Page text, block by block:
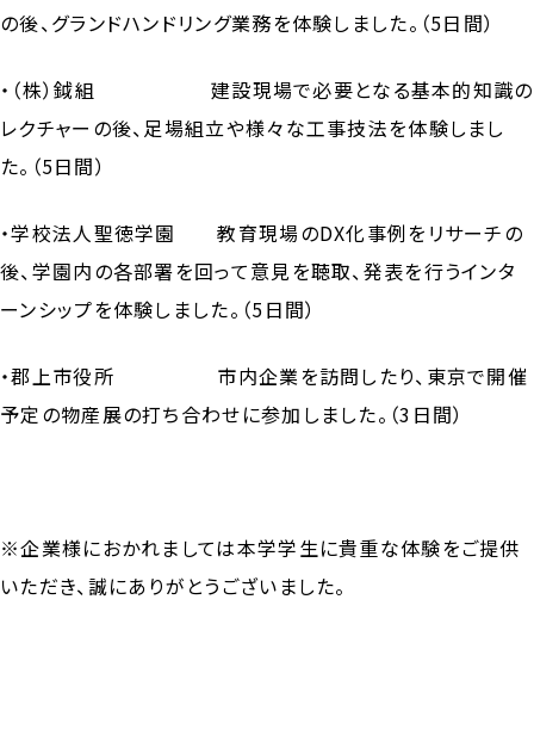
の後、グランドハンドリング業務を体験しました。（5日間）
・（株）鉞組 建設現場で必要となる基本的知識の
レクチャーの後、足場組立や様々な工事技法を体験しまし
た。（5日間）
・学校法人聖徳学園 教育現場のDX化事例をリサーチの
後、学園内の各部署を回って意見を聴取、発表を行うインタ
ーンシップを体験しました。（5日間）
・郡上市役所 市内企業を訪問したり、東京で開催
予定の物産展の打ち合わせに参加しました。（3日間）
※企業様におかれましては本学学生に貴重な体験をご提供
いただき、誠にありがとうございました。